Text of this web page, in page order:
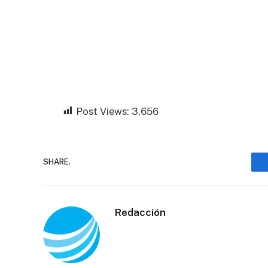
Post Views: 3,656
SHARE.
Redacción